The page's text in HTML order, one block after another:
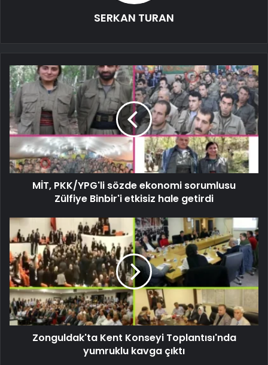
SERKAN TURAN
MİT, PKK/YPG'li sözde ekonomi sorumlusu
Zülfiye Binbir'i etkisiz hale getirdi
Zonguldak'ta Kent Konseyi Toplantısı'nda
yumruklu kavga çıktı